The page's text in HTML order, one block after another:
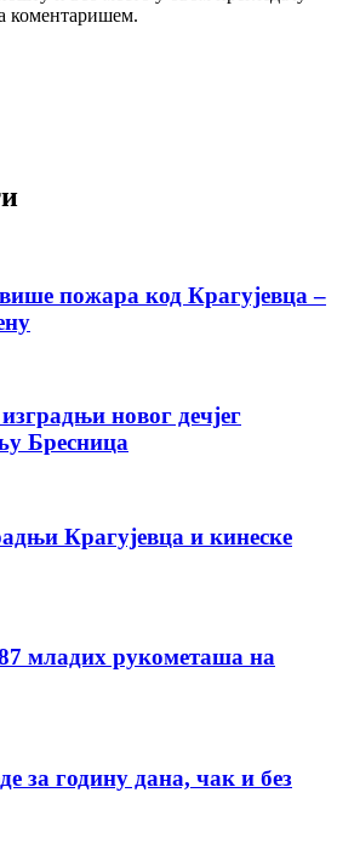
коментаришем.
пожара код Крагујевца –
новог дечјег
Бресница
Крагујевца и кинеске
младих рукометаша на
за годину дана, чак и без